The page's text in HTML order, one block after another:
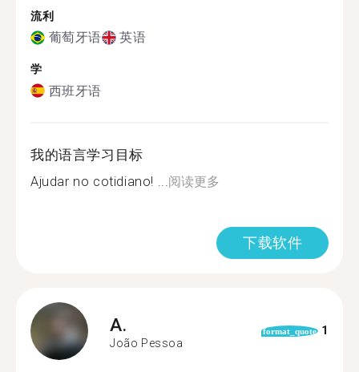
流利
葡萄牙语 英语
学
西班牙语
我的语言学习目标
Ajudar no cotidiano! ... 阅读更多
下载软件
A.
João Pessoa
format_quote 1